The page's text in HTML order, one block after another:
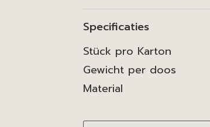
Specificaties
Stück pro Karton
Gewicht per doos
Material